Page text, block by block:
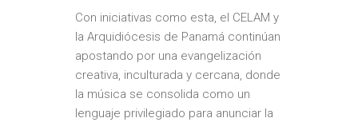
Con iniciativas como esta, el CELAM y
la Arquidiócesis de Panamá continúan
apostando por una evangelización
creativa, inculturada y cercana, donde
la música se consolida como un
lenguaje privilegiado para anunciar la